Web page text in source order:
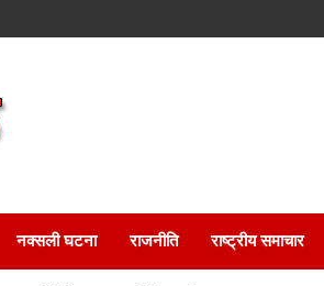
नक्सली घटना राजनीति राष्ट्रीय समाचार